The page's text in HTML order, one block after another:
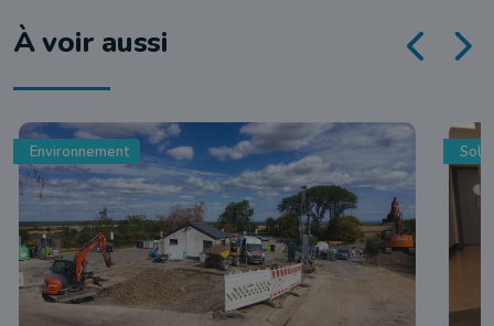
À voir aussi
Environnement